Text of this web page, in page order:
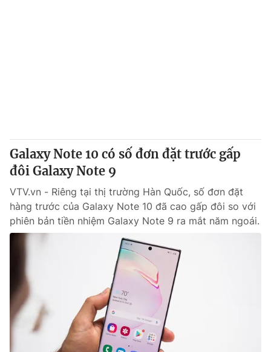
Galaxy Note 10 có số đơn đặt trước gấp
đôi Galaxy Note 9
VTV.vn - Riêng tại thị trường Hàn Quốc, số đơn đặt
hàng trước của Galaxy Note 10 đã cao gấp đôi so với
phiên bản tiền nhiệm Galaxy Note 9 ra mắt năm ngoái.